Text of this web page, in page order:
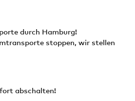
durch Hamburg!
stoppen, wir stellen
abschalten!